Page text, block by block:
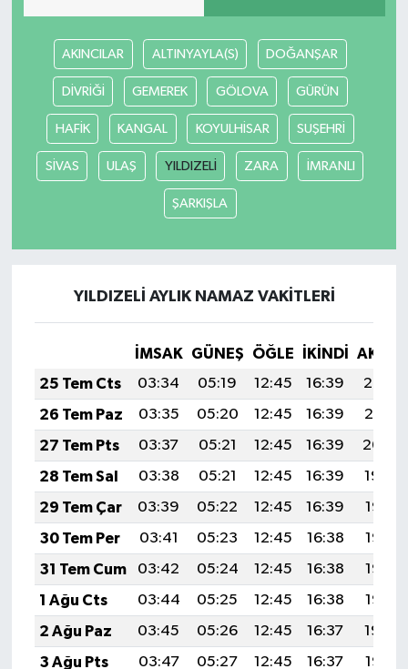
AKINCILAR ALTINYAYLA(S) DOĞANŞAR
DİVRİĞİ GEMEREK GÖLOVA GÜRÜN
HAFİK KANGAL KOYULHİSAR SUŞEHRİ
SİVAS ULAŞ YILDIZELİ ZARA İMRANLI
ŞARKIŞLA
YILDIZELİ AYLIK NAMAZ VAKITLERI
İMSAK GÜNEŞ ÖĞLE İKINDI
25 Tem Cts
03:34 05:19 12:45 16:39
20:02
26 Tem Paz
03:35 05:20 12:45 16:39
20:01
27 Tem Pts
03:37 05:21 12:45 16:39
20:00
28 Tem Sal
03:38 05:21 12:45 16:39
19:59
29 Tem Çar
03:39 05:22 12:45 16:39
19:58
30 Tem Per
03:41 05:23 12:45 16:38
19:57
31 Tem Cum
03:42 05:24 12:45 16:38
19:56
1 Ağu Cts
03:44 05:25 12:45 16:38
19:55
2 Ağu Paz
03:45 05:26 12:45 16:37
19:54
3 Ağu Pts
03:47 05:27 12:45 16:37
19:53